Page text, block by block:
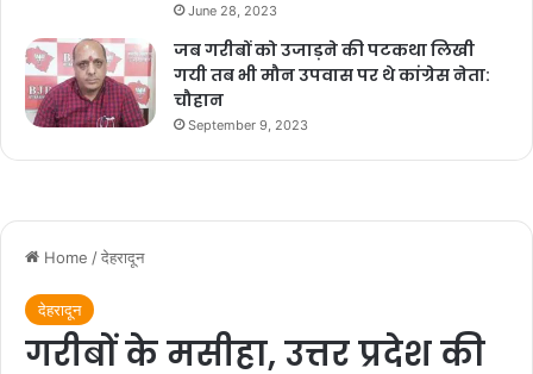
June 28, 2023
जब गरीबों को उजाड़ने की पटकथा लिखी
गयी तब भी मौन उपवास पर थे कांग्रेस नेता:
चौहान
September 9, 2023